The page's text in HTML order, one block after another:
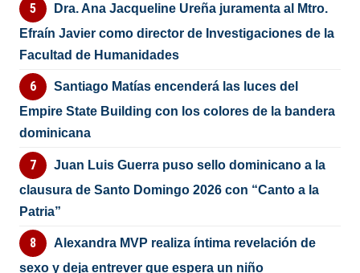
Dra. Ana Jacqueline Ureña juramenta al Mtro.
Efraín Javier como director de Investigaciones de la
Facultad de Humanidades
Santiago Matías encenderá las luces del
Empire State Building con los colores de la bandera
dominicana
Juan Luis Guerra puso sello dominicano a la
clausura de Santo Domingo 2026 con “Canto a la
Patria”
Alexandra MVP realiza íntima revelación de
sexo y deja entrever que espera un niño